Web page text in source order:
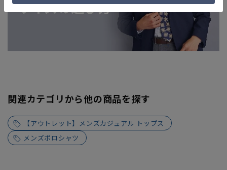
関連カテゴリから他の商品を探す
【アウトレット】メンズカジュアル トップス
メンズポロシャツ